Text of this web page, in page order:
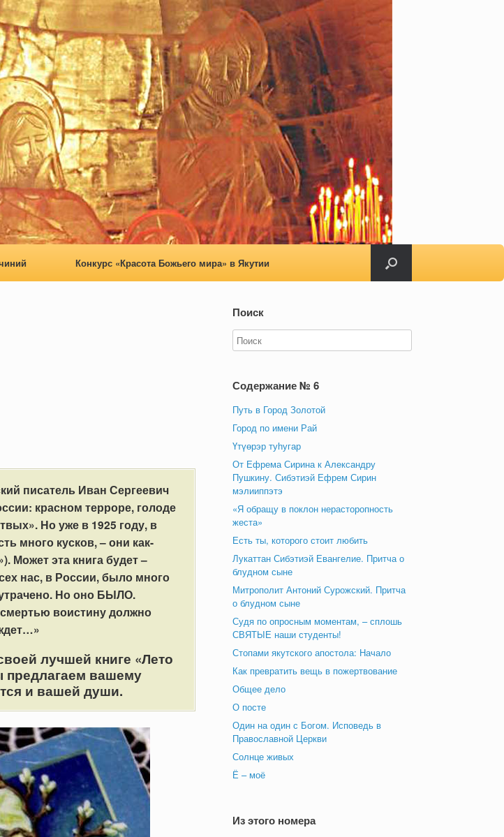
Конкурс «Красота Божьего мира» в Якутии
писатель Иван Сергеевич
красном терроре, голоде
Но уже в 1925 году, в
много кусков, – они как-
Может эта книга будет –
нас, в России, было много
Но оно БЫЛО.
воистину должно
лучшей книге «Лето
предлагаем вашему
и вашей души.
Поиск
Содержание № 6
Путь в Город Золотой
Город по имени Рай
Үтүөрэр туһугар
От Ефрема Сирина к Александру
Пушкину. Сибэтиэй Ефрем Сирин
мэлииппэтэ
«Я обращу в поклон нерасторопность
жеста»
Есть ты, которого стоит любить
Лукаттан Сибэтиэй Евангелие. Притча о
блудном сыне
Митрополит Антоний Сурожский. Притча
о блудном сыне
Судя по опросным моментам, – сплошь
СВЯТЫЕ наши студенты!
Стопами якутского апостола: Начало
Как превратить вещь в пожертвование
Общее дело
О посте
Один на один с Богом. Исповедь в
Православной Церкви
Солнце живых
Ё – моё
Из этого номера